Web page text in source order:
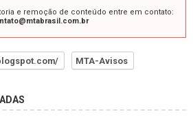
e remoção de conteúdo entre em contato:
MTA-Avisos